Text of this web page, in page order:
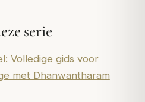
serie
Volledige gids voor
met Dhanwantharam